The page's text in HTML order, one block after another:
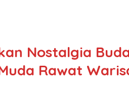
Nostalgia
Rawat